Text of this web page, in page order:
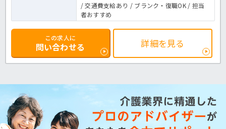
/ 交通費支給あり / ブランク・復職OK / 担当
者おすすめ
この求人に
問い合わせる 詳細を見る